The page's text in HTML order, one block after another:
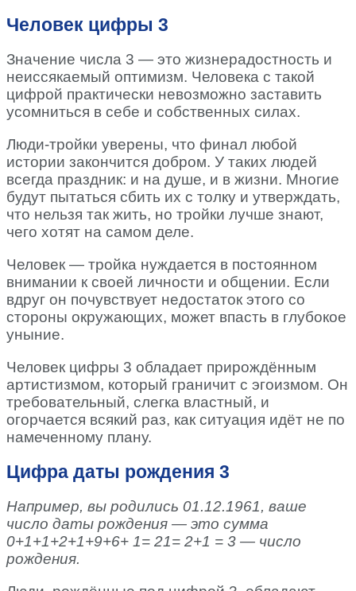
Человек цифры 3
Значение числа 3 — это жизнерадостность и
неиссякаемый оптимизм. Человека с такой
цифрой практически невозможно заставить
усомниться в себе и собственных силах.
Люди-тройки уверены, что финал любой
истории закончится добром. У таких людей
всегда праздник: и на душе, и в жизни. Многие
будут пытаться сбить их с толку и утверждать,
что нельзя так жить, но тройки лучше знают,
чего хотят на самом деле.
Человек — тройка нуждается в постоянном
внимании к своей личности и общении. Если
вдруг он почувствует недостаток этого со
стороны окружающих, может впасть в глубокое
уныние.
Человек цифры 3 обладает прирождённым
артистизмом, который граничит с эгоизмом. Он
требовательный, слегка властный, и
огорчается всякий раз, как ситуация идёт не по
намеченному плану.
Цифра даты рождения 3
Например, вы родились 01.12.1961, ваше
число даты рождения — это сумма
0+1+1+2+1+9+6+ 1= 21= 2+1 = 3 — число
рождения.